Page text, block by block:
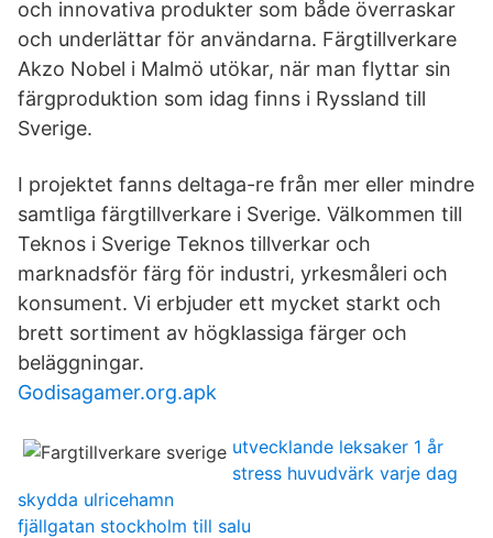
och innovativa produkter som både överraskar
och underlättar för användarna. Färgtillverkare
Akzo Nobel i Malmö utökar, när man flyttar sin
färgproduktion som idag finns i Ryssland till
Sverige.
I projektet fanns deltaga-re från mer eller mindre
samtliga färgtillverkare i Sverige. Välkommen till
Teknos i Sverige Teknos tillverkar och
marknadsför färg för industri, yrkesmåleri och
konsument. Vi erbjuder ett mycket starkt och
brett sortiment av högklassiga färger och
beläggningar.
Godisagamer.org.apk
utvecklande leksaker 1 år
stress huvudvärk varje dag
skydda ulricehamn
fjällgatan stockholm till salu